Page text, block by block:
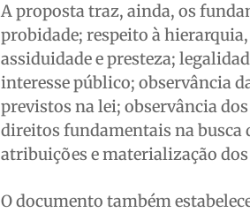
A proposta traz, ainda, os
probidade; respeito à
assiduidade e presteza;
interesse público; observância
previstos na lei; observância
direitos fundamentais na busca
atribuições e materialização
O documento também